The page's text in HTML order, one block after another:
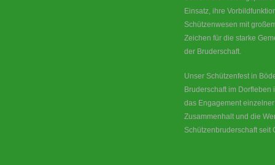
Einsatz, ihre
Schützenwesen mit
Zeichen für die starke
der Bruderschaft.
Unser Schützenfest in
Bruderschaft im
das Engagement
Zusammenhalt und die
Schützenbruderschaft seit